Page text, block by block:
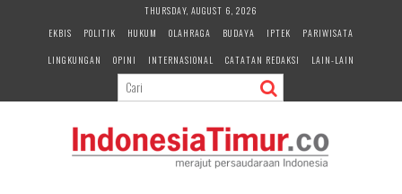
THURSDAY, AUGUST 6, 2026
EKBIS
POLITIK HUKUM OLAHRAGA BUDAYA IPTEK
PARIWISATA
LINGKUNGAN
OPINI INTERNASIONAL CATATAN REDAKSI LAIN-LAIN